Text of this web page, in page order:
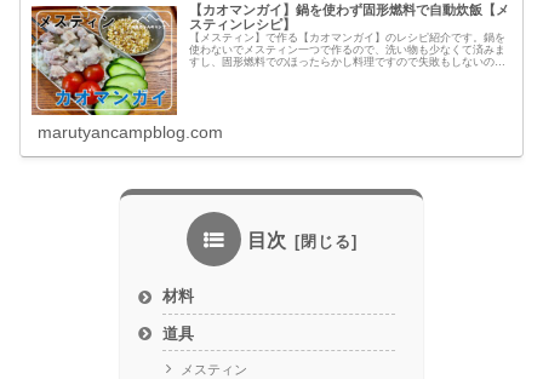
【カオマンガイ】鍋を使わず固形燃料で自動炊飯【メ
スティンレシピ】
【メスティン】で作る【カオマンガイ】のレシピ紹介です。鍋を
使わないでメスティン一つで作るので、洗い物も少なくて済みま
すし、固形燃料でのほったらかし料理ですので失敗もしないので
marutyancampblog.com
目次
材料
道具
メスティン